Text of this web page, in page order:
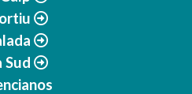
Sud